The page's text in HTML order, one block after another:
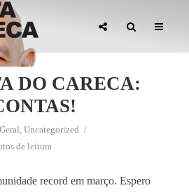
DO CARECA:
Geral, Uncategorized
de leitura
record em março. Espero